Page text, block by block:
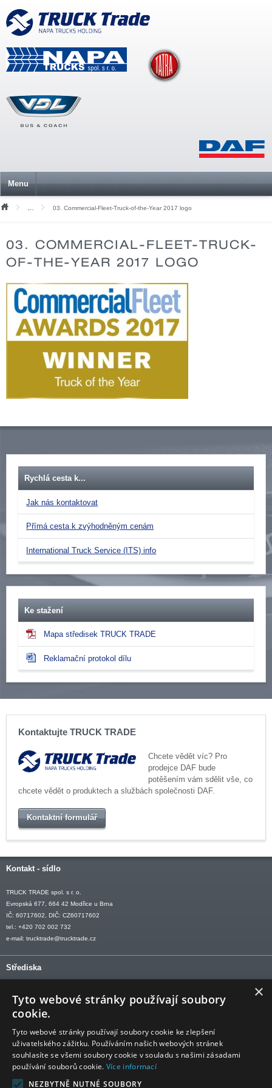
Menu
Mediální soubory
03. Commercial-Fleet-Truck-of-the-Year 2017 logo
03. COMMERCIAL-FLEET-TRUCK-
OF-THE-YEAR 2017 LOGO
Rychlá cesta k...
Jak nás kontaktovat
Přímá cesta k zvýhodněným cenám
International Truck Service (ITS) info
Ke stažení
Mapa středisek TRUCK TRADE
Reklamační protokol dílu
Kontaktujte TRUCK TRADE
Chcete vědět víc? Pro
prodejce DAF bude
potěšením vám sdělit vše, co
chcete vědět o produktech a službách společnosti DAF.
Kontaktní formulář
Kontakt - sídlo
TRUCK TRADE spol. s r. o.
Evropská 677, 664 42 Modřice u Brna
IČ: 60717602, DIČ: CZ60717602
tel.: +420 702 002 732
e-mail: trucktrade@trucktrade.cz
Střediska
OSTRAVA tel: +420 602 547 882
OTROKOVICE tel: +420 577 110 921-2
Sledujte nás
×
Tyto webové stránky používají soubory
cookie.
Tyto webové stránky používají soubory cookie ke zlepšení
uživatelského zážitku. Používáním našich webových stránek
souhlasíte se všemi soubory cookie v souladu s našimi zásadami
používání souborů cookie. Více informací
NEZBYTNĚ NUTNÉ SOUBORY